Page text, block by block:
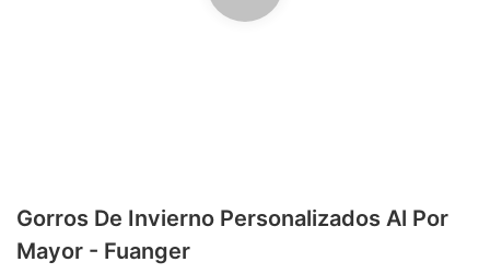
Gorros De Invierno Personalizados Al Por
Mayor - Fuanger